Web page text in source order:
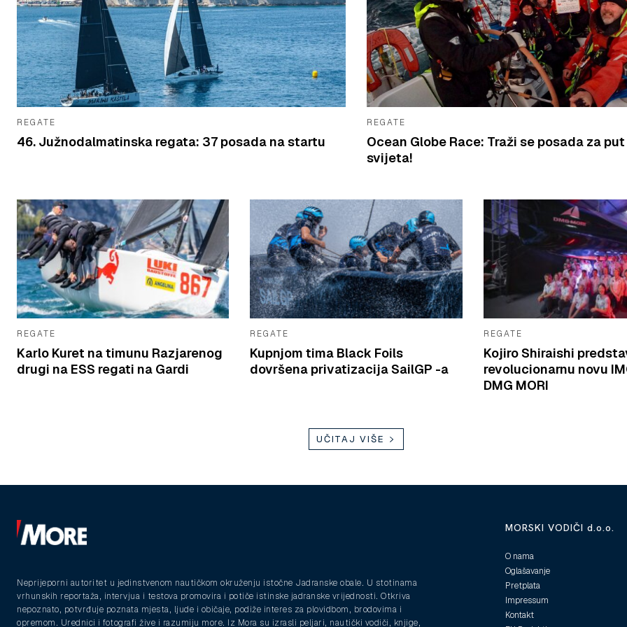
REGATE
46. Južnodalmatinska regata: 37 posada na startu
REGATE
Ocean Globe Race: Traži se posada za
svijeta!
REGATE
Karlo Kuret na timunu Razjarenog
drugi na ESS regati na Gardi
REGATE
Kupnjom tima Black Foils
dovršena privatizacija SailGP -a
REGATE
Kojiro Shiraishi
revolucionarnu novu
DMG MORI
UČITAJ VIŠE
Neprijeporni autoritet u jedinstvenom nautičkom okruženju istočne Jadranske obale. U stotinama
vrhunskih reportaža, intervjua i testova promovira i potiče istinske jadranske vrijednosti. Otkriva
nepoznato, potvrđuje poznata mjesta, ljude i običaje, podiže interes za plovidbom, brodovima i
opremom. Urednici i fotografi žive i razumiju more. Iz Mora su izrasli peljari, nautički vodiči, knjige,
MORSKI VODIČI d.o.o.
O nama
Oglašavanje
Pretplata
Impressum
Kontakt